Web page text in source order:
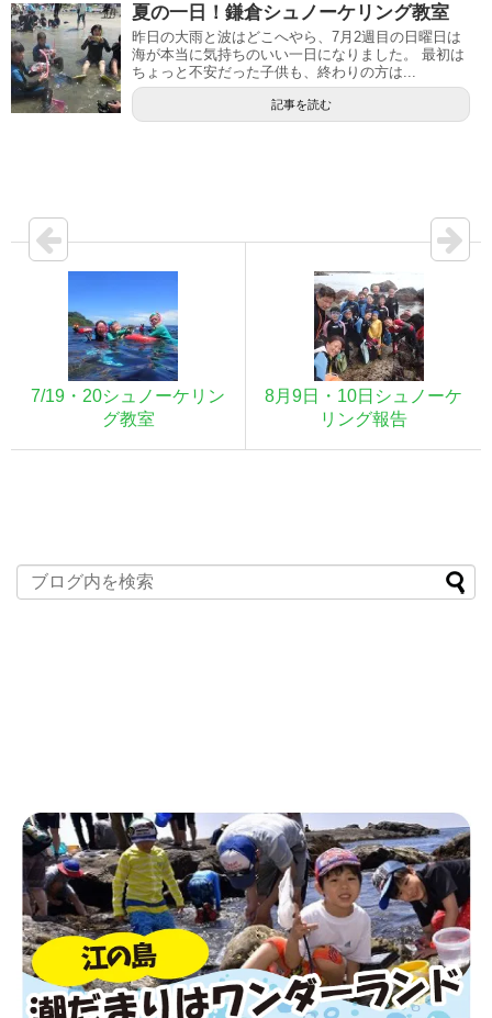
夏の一日！鎌倉シュノーケリング教室
昨日の大雨と波はどこへやら、7月2週目の日曜日は
海が本当に気持ちのいい一日になりました。 最初は
ちょっと不安だった子供も、終わりの方は...
記事を読む
7/19・20シュノーケリン
グ教室
8月9日・10日シュノーケ
リング報告